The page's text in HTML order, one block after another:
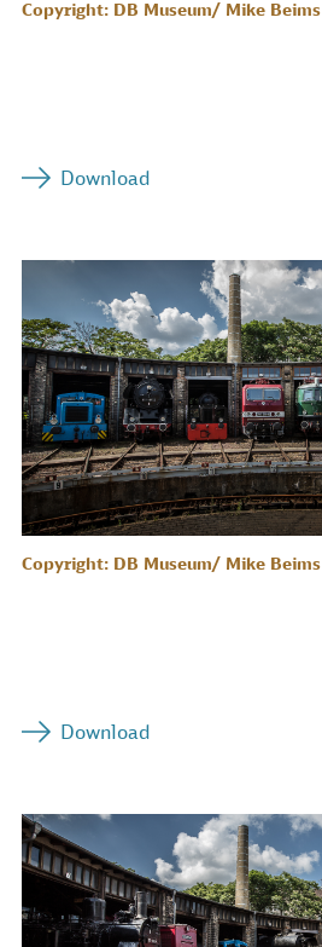
Copyright: DB Museum/ Mike Beims
Download
Copyright: DB Museum/ Mike Beims
Download